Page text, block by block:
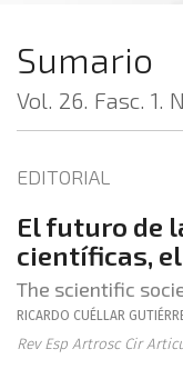
Sumario
Vol. 26. Fasc. 1.
EDITORIAL
El futuro de
científicas,
The scientific
RICARDO CUÉLLAR
Rev Esp Artrosc Cir